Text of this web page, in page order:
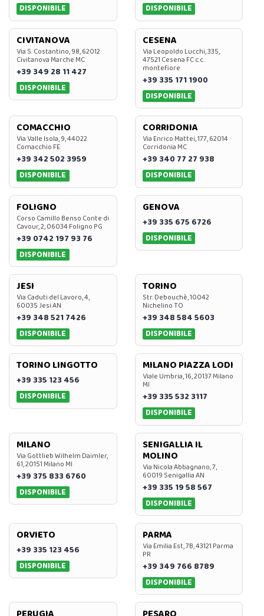
DISPONIBILE
DISPONIBILE
CIVITANOVA
Via S. Costantino, 98, 62012
Civitanova Marche MC
+39 349 28 11 427
DISPONIBILE
CESENA
Via Leopoldo Lucchi, 335,
47521 Cesena FC c.c.
montefiore
+39 335 171 1900
DISPONIBILE
COMACCHIO
Via Valle Isola, 9, 44022
Comacchio FE
+39 342 502 3959
DISPONIBILE
CORRIDONIA
Via Enrico Mattei, 177, 62014
Corridonia MC
+39 340 77 27 938
DISPONIBILE
FOLIGNO
Corso Camillo Benso Conte di
Cavour, 2, 06034 Foligno PG
+39 0742 197 93 76
DISPONIBILE
GENOVA
+39 335 675 6726
DISPONIBILE
JESI
Via Caduti del Lavoro, 4,
60035 Jesi AN
+39 348 521 7426
DISPONIBILE
TORINO
Str. Debouchè, 10042
Nichelino TO
+39 348 584 5603
DISPONIBILE
TORINO LINGOTTO
+39 335 123 456
DISPONIBILE
MILANO PIAZZA LODI
Viale Umbria, 16, 20137 Milano
MI
+39 335 532 3117
DISPONIBILE
MILANO
Via Gottlieb Wilhelm Daimler,
61, 20151 Milano MI
+39 375 833 6760
DISPONIBILE
SENIGALLIA IL
MOLINO
Via Nicola Abbagnano, 7,
60019 Senigallia AN
+39 335 19 58 567
DISPONIBILE
ORVIETO
+39 335 123 456
DISPONIBILE
PARMA
Via Emilia Est, 7B, 43121 Parma
PR
+39 349 766 8789
DISPONIBILE